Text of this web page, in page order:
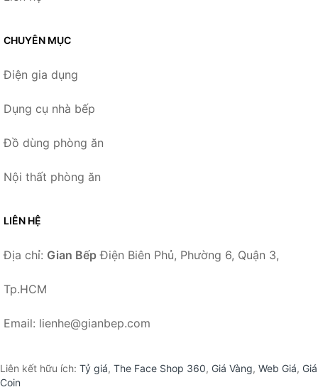
CHUYÊN MỤC
Điện gia dụng
Dụng cụ nhà bếp
Đồ dùng phòng ăn
Nội thất phòng ăn
LIÊN HỆ
Địa chỉ: Gian Bếp Điện Biên Phủ, Phường 6, Quận 3,
Tp.HCM
Email: lienhe@gianbep.com
Liên kết hữu ích: Tỷ giá, The Face Shop 360, Giá Vàng, Web Giá, Giá
Coin